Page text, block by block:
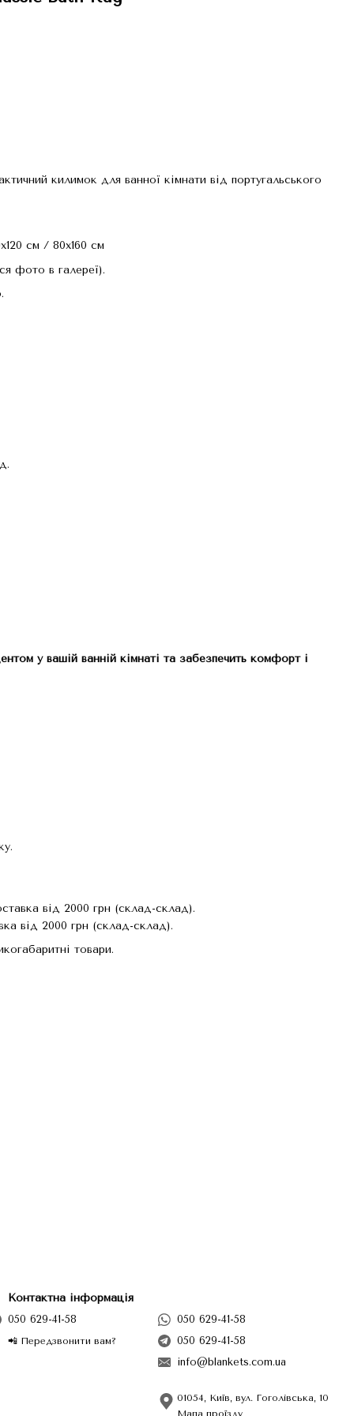
килимок для ванної кімнати від португальського
см / 80x160 см
фото в галереї).
у вашій ванній кімнаті та забезпечить комфорт і
від 2000 грн (склад-склад).
від 2000 грн (склад-склад).
товари.
Контактна інформація
050 629-41-58
📲 Передзвонити вам?
050 629-41-58
050 629-41-58
info@blankets.com.ua
01054, Київ, вул. Гоголівська, 10